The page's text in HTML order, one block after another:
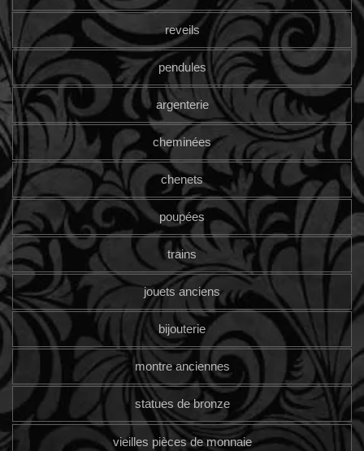
reveils
pendules
argenterie
cheminées
chenets
poupées
trains
jouets anciens
bijouterie
montre anciennes
statues de bronze
vieilles pièces de monnaie